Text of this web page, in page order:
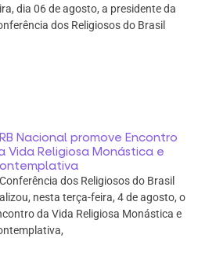
dia 06 de agosto, a presidente da
dos Religiosos do Brasil
Nacional promove Encontro
Vida Religiosa Monástica e
dos Religiosos do Brasil
nesta terça-feira, 4 de agosto, o
da Vida Religiosa Monástica e